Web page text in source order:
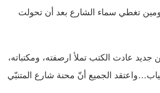
تغطي سماء الشارع بعد أن تحولت
عادت الكتب تملأ ارصفته، ومكتباته،
الجميع أنّ محنة شارع المتنبّي